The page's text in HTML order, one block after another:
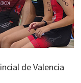
de Valencia